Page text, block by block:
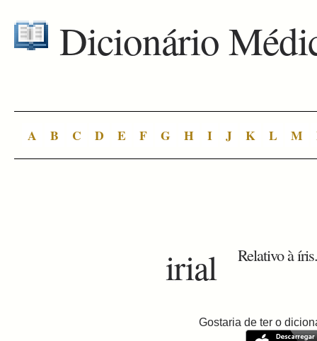
Dicionário
A B C D E F G H I J K L M
irial Relativo à
Gostaria de ter o